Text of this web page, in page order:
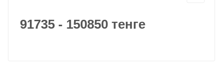
91735 - 150850 тенге